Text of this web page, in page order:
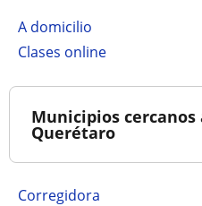
a domicilio
clases online
Municipios cercanos
Querétaro
Corregidora